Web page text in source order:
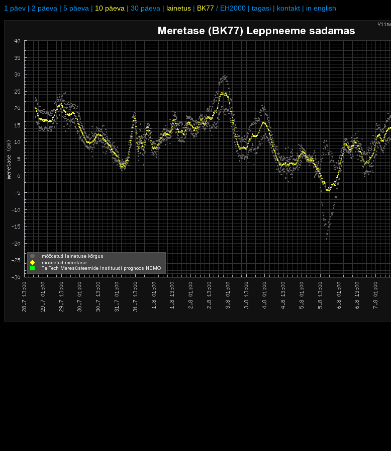
1 päev | 2 päeva | 5 päeva | 10 päeva | 30 päeva | lainetus | BK77 / EH2000 | tagasi | kontakt | in english